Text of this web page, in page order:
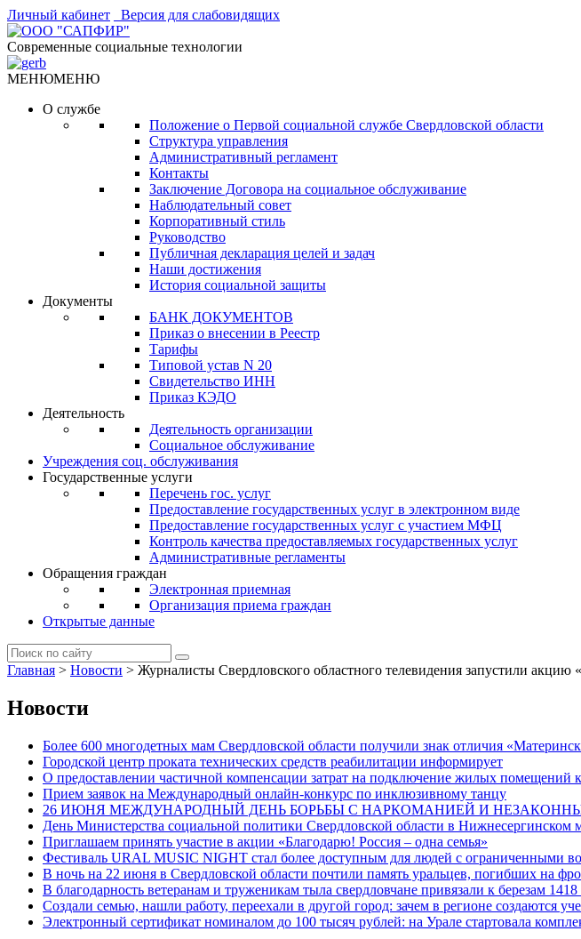
Личный кабинет Версия для слабовидящих
Современные социальные технологии
МЕНЮМЕНЮ
О службе
Положение о Первой социальной службе Свердловской области
Структура управления
Административный регламент
Контакты
Заключение Договора на социальное обслуживание
Наблюдательный совет
Корпоративный стиль
Руководство
Публичная декларация целей и задач
Наши достижения
История социальной защиты
Документы
БАНК ДОКУМЕНТОВ
Приказ о внесении в Реестр
Тарифы
Типовой устав N 20
Свидетельство ИНН
Приказ КЭДО
Деятельность
Деятельность организации
Социальное обслуживание
Учреждения соц. обслуживания
Государственные услуги
Перечень гос. услуг
Предоставление государственных услуг в электронном виде
Предоставление государственных услуг с участием МФЦ
Контроль качества предоставляемых государственных услуг
Административные регламенты
Обращения граждан
Электронная приемная
Организация приема граждан
Открытые данные
Главная > Новости > Журналисты Свердловского областного телевидения запустили
Новости
Более 600 многодетных мам Свердловской области получили знак отличия
Городской центр проката технических средств реабилитации информирует
О предоставлении частичной компенсации затрат на подключение жилых помещений
Прием заявок на Международный онлайн-конкурс по инклюзивному танцу
26 ИЮНЯ МЕЖДУНАРОДНЫЙ ДЕНЬ БОРЬБЫ С НАРКОМАНИЕЙ И
День Министерства социальной политики Свердловской области в Нижнесергинском
Приглашаем принять участие в акции «Благодарю! Россия – одна семья»
Фестиваль URAL MUSIC NIGHT стал более доступным для людей с ограниченными
В ночь на 22 июня в Свердловской области почтили память уральцев, погибших на
В благодарность ветеранам и труженикам тыла свердловчане привязали к березам 1418
Создали семью, нашли работу, переехали в другой город: зачем в регионе создаются
Электронный сертификат номиналом до 100 тысяч рублей: на Урале стартовала